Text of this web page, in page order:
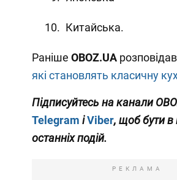
Китайська.
Раніше OBOZ.UA
які становлять класичну
Підписуйтесь на канали
Telegram іViber, щоб бути в
останніх подій.
РЕКЛАМА